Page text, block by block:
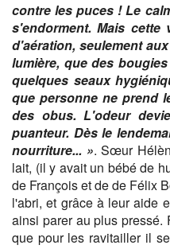
contre les puces ! Le
s'endorment. Mais cette
d'aération, seulement
lumière, que des
quelques seaux
que personne ne prend
des obus. L'odeur
puanteur. Dès le
nourriture... ». Sœur
lait, (il y avait un bébé de
de François et de de Félix
l'abri, et grâce à leur aide
ainsi parer au plus pressé.
que pour les ravitailler il